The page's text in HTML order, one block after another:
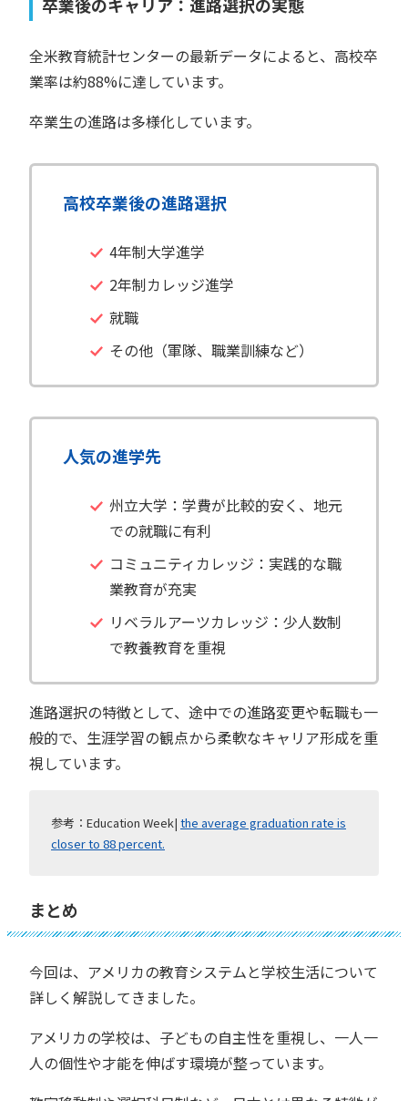
全米教育統計センターの最新データによると、高校卒
業率は約88%に達しています。
卒業生の進路は多様化しています。
高校卒業後の進路選択
4年制大学進学
2年制カレッジ進学
就職
その他（軍隊、職業訓練など）
人気の進学先
州立大学：学費が比較的安く、地元
での就職に有利
コミュニティカレッジ：実践的な職
業教育が充実
リベラルアーツカレッジ：少人数制
で教養教育を重視
進路選択の特徴として、途中での進路変更や転職も一
般的で、生涯学習の観点から柔軟なキャリア形成を重
視しています。
参考：Education Week| the average graduation rate is
closer to 88 percent.
まとめ
今回は、アメリカの教育システムと学校生活について
詳しく解説してきました。
アメリカの学校は、子どもの自主性を重視し、一人一
人の個性や才能を伸ばす環境が整っています。